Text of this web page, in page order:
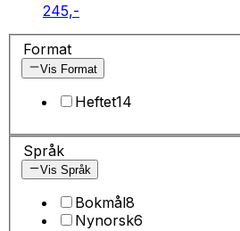
245,-
Format
Vis Format
Heftet14
Språk
Vis Språk
Bokmål8
Nynorsk6